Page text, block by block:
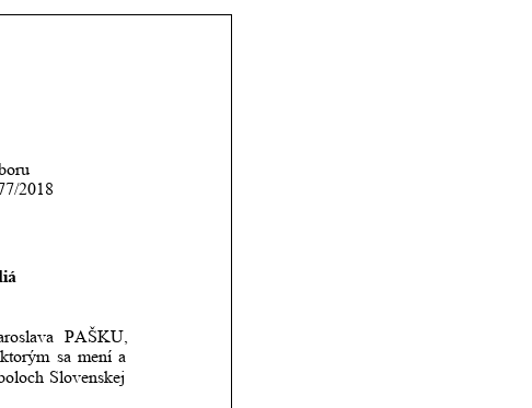
2018
PAŠKU,
ktorým sa mení a
Slovenskej